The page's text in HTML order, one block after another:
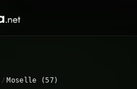
/ Moselle (57)